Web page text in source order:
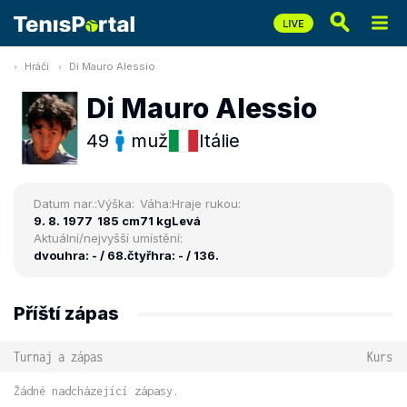
Hráči Di Mauro Alessio
Di Mauro Alessio
49 muž Itálie
Datum nar.:
9. 8. 1977
Výška:
185 cm
Váha:
71 kg
Hraje rukou:
Levá
Aktuální/nejvyšší umístění:
dvouhra: - / 68.čtyřhra: - / 136.
Příští zápas
Turnaj a zápas Kurs
Žádné nadcházející zápasy.